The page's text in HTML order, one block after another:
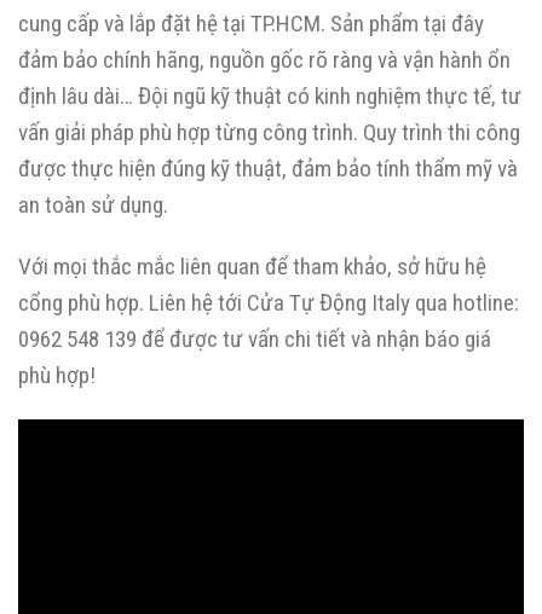
cung cấp và lắp đặt hệ tại TP.HCM. Sản phẩm tại đây
đảm bảo chính hãng, nguồn gốc rõ ràng và vận hành ổn
định lâu dài… Đội ngũ kỹ thuật có kinh nghiệm thực tế, tư
vấn giải pháp phù hợp từng công trình. Quy trình thi công
được thực hiện đúng kỹ thuật, đảm bảo tính thẩm mỹ và
an toàn sử dụng.
Với mọi thắc mắc liên quan để tham khảo, sở hữu hệ
cổng phù hợp. Liên hệ tới Cửa Tự Động Italy qua hotline:
0962 548 139 để được tư vấn chi tiết và nhận báo giá
phù hợp!